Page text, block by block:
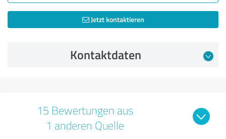
Jetzt kontaktieren
Kontaktdaten
15 Bewertungen aus
1 anderen Quelle